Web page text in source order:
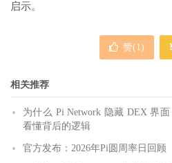
启示。
赞(1)
相关推荐
为什么 Pi Network 隐藏 DEX 界
看懂背后的逻辑
官方发布：2026年Pi圆周率日回顾